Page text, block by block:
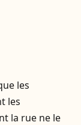
les
les
la rue ne le